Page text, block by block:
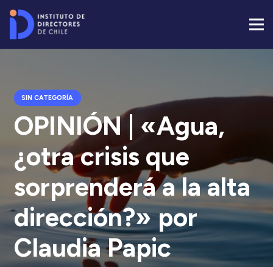
SIN CATEGORÍA
OPINIÓN | «Agua,
¿otra crisis que
sorprenderá a la alta
dirección?» por
Claudia Papic